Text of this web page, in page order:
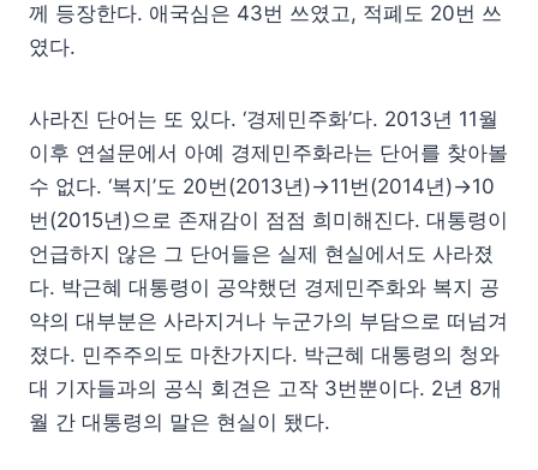
께 등장한다. 애국심은 43번 쓰였고, 적폐도 20번 쓰
였다.
사라진 단어는 또 있다. ‘경제민주화’다. 2013년 11월
이후 연설문에서 아예 경제민주화라는 단어를 찾아볼
수 없다. ‘복지’도 20번(2013년)→11번(2014년)→10
번(2015년)으로 존재감이 점점 희미해진다. 대통령이
언급하지 않은 그 단어들은 실제 현실에서도 사라졌
다. 박근혜 대통령이 공약했던 경제민주화와 복지 공
약의 대부분은 사라지거나 누군가의 부담으로 떠넘겨
졌다. 민주주의도 마찬가지다. 박근혜 대통령의 청와
대 기자들과의 공식 회견은 고작 3번뿐이다. 2년 8개
월 간 대통령의 말은 현실이 됐다.